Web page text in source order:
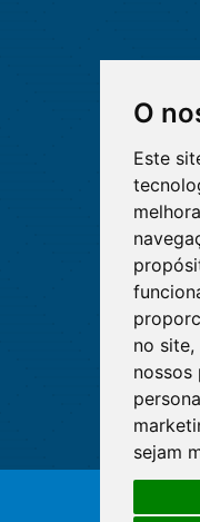
O
Este
no site,
nossos
sejam